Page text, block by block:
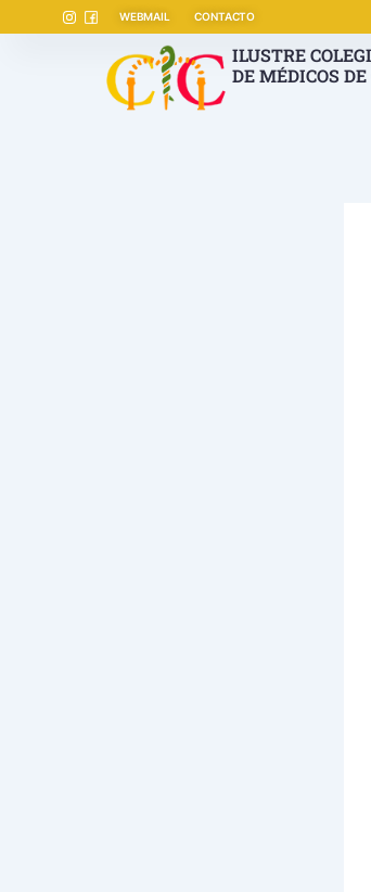
WEBMAIL CONTACTO
ILUSTRE
DE MÉDICOS DE